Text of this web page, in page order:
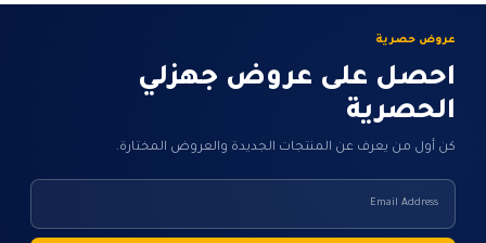
عروض حصرية
احصل على عروض جهزلي
الحصرية
كن أول من يعرف عن المنتجات الجديدة والعروض المختارة.